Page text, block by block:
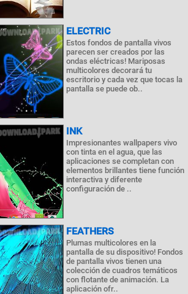
ELECTRIC
Estos fondos de pantalla vivos
parecen ser creados por las
ondas eléctricas! Mariposas
multicolores decorará tu
escritorio y cada vez que tocas la
pantalla se puede ob..
INK
Impresionantes wallpapers vivo
con tinta en el agua, que las
aplicaciones se completan con
elementos brillantes tiene función
interactiva y diferente
configuración de ..
FEATHERS
Plumas multicolores en la
pantalla de su dispositivo! Fondos
de pantalla vivos tienen una
colección de cuadros temáticos
con flotante de animación. La
aplicación ofr..